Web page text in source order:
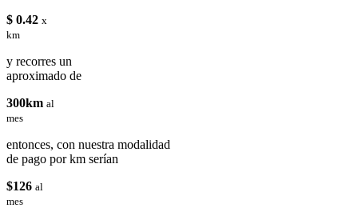
$ 0.42 x
km
y recorres un
aproximado de
300km al
mes
entonces, con nuestra modalidad
de pago por km serían
$126 al
mes